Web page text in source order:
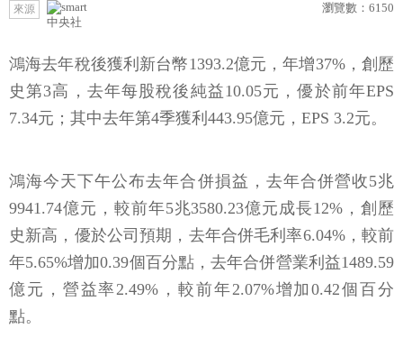
來源
中央社
瀏覽數： 6150
鴻海去年稅後獲利新台幣1393.2億元，年增37%，創歷
史第3高，去年每股稅後純益10.05元，優於前年EPS
7.34元；其中去年第4季獲利443.95億元，EPS 3.2元。
鴻海今天下午公布去年合併損益，去年合併營收5兆
9941.74億元，較前年5兆3580.23億元成長12%，創歷
史新高，優於公司預期，去年合併毛利率6.04%，較前
年5.65%增加0.39個百分點，去年合併營業利益1489.59
億元，營益率2.49%，較前年2.07%增加0.42個百分
點。